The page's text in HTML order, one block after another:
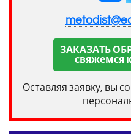
ЗАКАЗАТЬ
свяжемся
Оставляя заявку, вы